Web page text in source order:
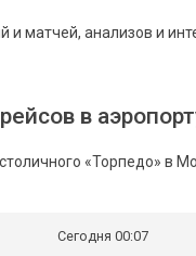
и матчей, анализов и
в
«Торпедо» в
Сегодня 00:07